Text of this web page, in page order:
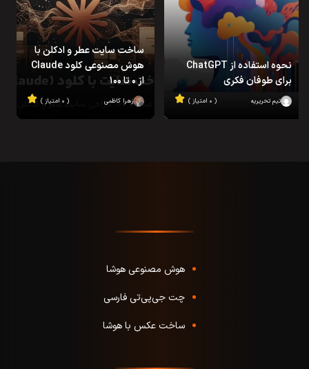
نحوه استفاده از ChatGPT
برای طوفان فکری
تیم تحریریه ( ۰ امتیاز )
ساخت سایت عطر و ادکلن با
هوش مصنوعی کلود Claude
از ۰ تا ۱۰۰
زهرا کاظمی ( ۰ امتیاز )
هوش مصنوعی هوشا
چت جی‌پی‌تی فارسی
ساخت عکس با هوشا